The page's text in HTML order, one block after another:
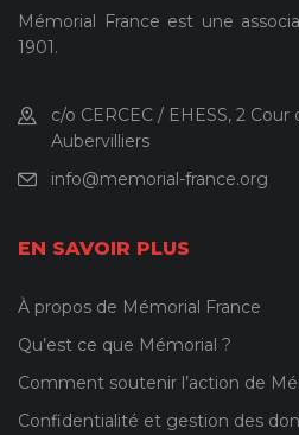
Mémorial France est une
1901.
c/o CERCEC / EHESS, 2
Aubervilliers
info@memorial-france.org
EN SAVOIR PLUS
À propos de Mémorial France
Qu’est ce que Mémorial ?
Comment soutenir l’action de
Confidentialité et gestion des